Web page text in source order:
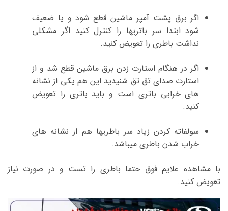
اگر برق پشت آمپر ماشین قطع شود و یا ضعیف
شود ابتدا سر باتریها را کنترل کنید اگر مشکلی
نداشت باطری را تعویض کنید.
اگر در هنگام استارت زدن برق ماشین قطع شد و از
استارت صدای تق تق شنیدید این هم یکی از نشانه
های خرابی باتری است و باید باتری را تعویض
کنید.
سولفاته کردن زیاد سر باطریها هم از نشانه های
خراب شدن باطری میباشد.
با مشاهده علایم فوق حتما باطری را تست و در صورت نیاز
تعویض کنید.